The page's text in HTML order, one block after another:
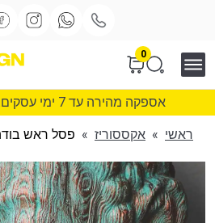
0
אספקה מהירה עד 7 ימי עסקים. ואולי הרבה לפני...
ראשי » אקססוריז » פסל ראש